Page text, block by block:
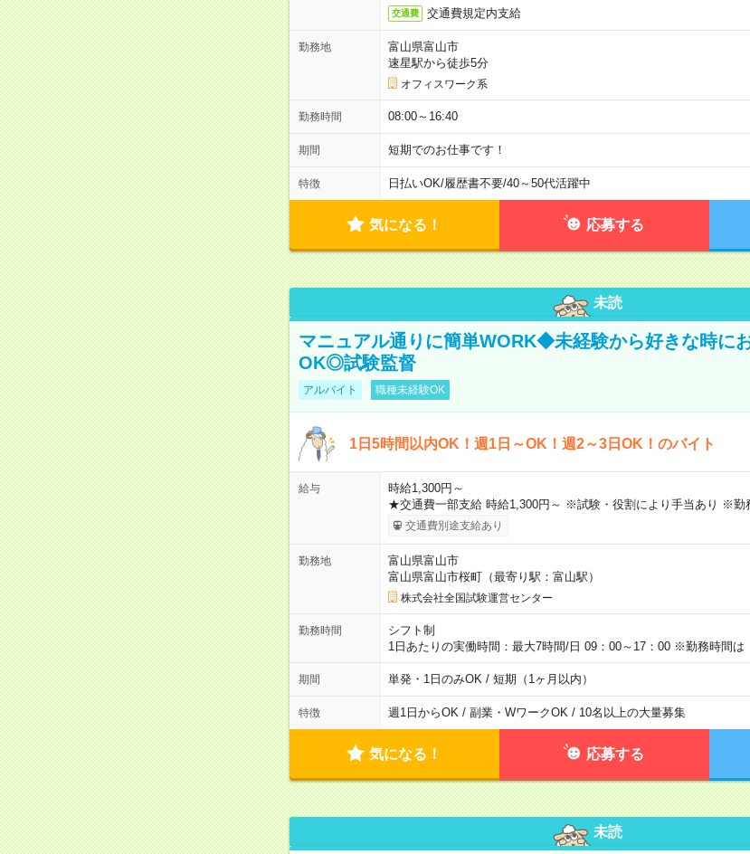
交通費 交通費規定内支給
勤務地
富山県富山市
速星駅から徒歩5分
オフィスワーク系
勤務時間 08:00～16:40
期間 短期でのお仕事です！
特徴 日払いOK/履歴書不要/40～50代活躍中
気になる！ 応募する
未読
マニュアル通りに簡単WORK◆未経験から好きな時に
OK◎試験監督
アルバイト 職種未経験OK
1日5時間以内OK！週1日～OK！週2～3日OK！のバイト
給与
時給1,300円～
★交通費一部支給 時給1,300円～ ※試験・役割により手当あり ※勤
交通費別途支給あり
勤務地
富山県富山市
富山県富山市桜町（最寄り駅：富山駅）
株式会社全国試験運営センター
勤務時間
シフト制
1日あたりの実働時間：最大7時間/日 09：00～17：00 ※勤務時間
期間 単発・1日のみOK / 短期（1ヶ月以内）
特徴 週1日からOK / 副業・WワークOK / 10名以上の大量募集
気になる！ 応募する
未読